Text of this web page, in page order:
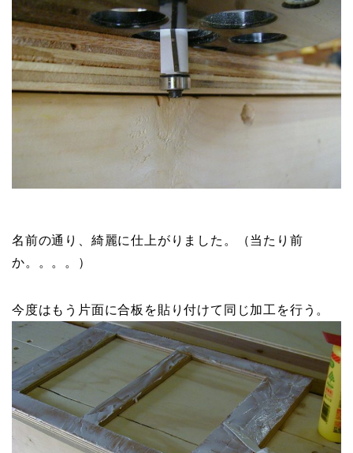
名前の通り、綺麗に仕上がりました。（当たり前
か。。。。）
今度はもう片面に合板を貼り付けて同じ加工を行う。